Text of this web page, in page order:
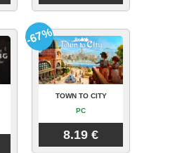
TOWN TO CITY
PC
8.19 €
-67%